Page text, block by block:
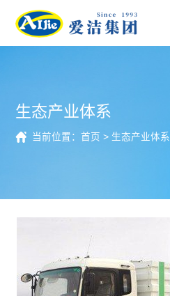
生态产业体系
当前位置：首页 > 生态产业体系